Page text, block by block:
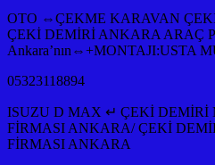
OTO ⇔ÇEKME KARAVAN
ÇEKİ DEMİRİ ANKARA ARAÇ
Ankara’nın⇔+MONTAJI:USTA
05323118894
ISUZU D MAX ↵ ÇEKİ DEMİRİ
FİRMASI ANKARA/ ÇEKİ
FİRMASI ANKARA